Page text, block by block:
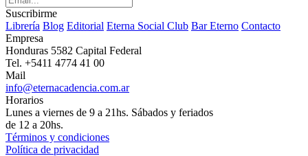
Suscribirme
Librería Blog Editorial Eterna Social Club Bar Eterno Contacto
Empresa
Honduras 5582 Capital Federal
Tel. +5411 4774 41 00
Mail
info@eternacadencia.com.ar
Horarios
Lunes a viernes de 9 a 21hs. Sábados y feriados
de 12 a 20hs.
Términos y condiciones
Política de privacidad